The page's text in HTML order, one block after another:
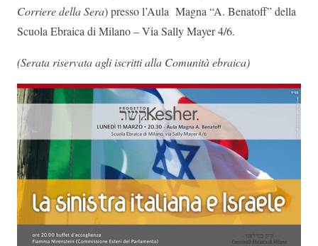
Corriere della Sera) presso l’Aula Magna “A. Benatoff” della
Scuola Ebraica di Milano – Via Sally Mayer 4/6.
(Serata riservata agli iscritti alla Comunità ebraica)